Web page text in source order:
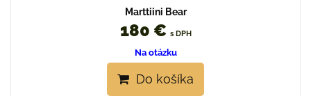
Marttiini Bear
180 € s DPH
Na otázku
Do košíka